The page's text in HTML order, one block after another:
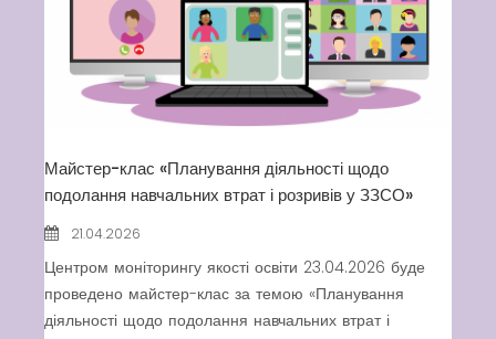
Майстер-клас «Планування діяльності щодо
подолання навчальних втрат і розривів у ЗЗСО»
21.04.2026
Центром моніторингу якості освіти 23.04.2026 буде
проведено майстер-клас за темою «Планування
діяльності щодо подолання навчальних втрат і